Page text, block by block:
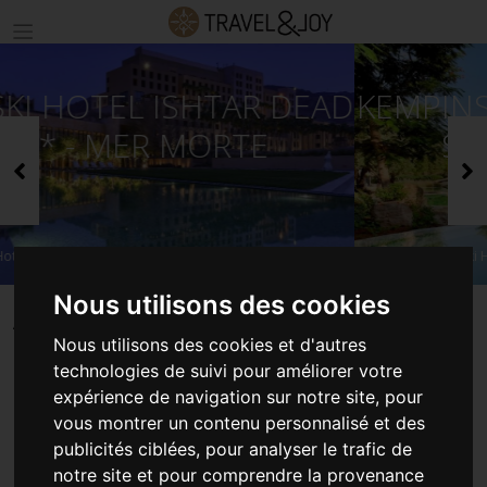
Nous utilisons des cookies
Nous utilisons des cookies et d'autres
technologies de suivi pour améliorer votre
expérience de navigation sur notre site, pour
vous montrer un contenu personnalisé et des
publicités ciblées, pour analyser le trafic de
notre site et pour comprendre la provenance
KEMPINSKI HOTEL ISHTAR DEAD
SEA 5* - MER MORTE
Précédent
ACCUEIL
KEMPINSKI HOTEL ISHTAR DEAD SEA 5* - MER MORTE
KEMPINSKI HOTEL ISHTAR